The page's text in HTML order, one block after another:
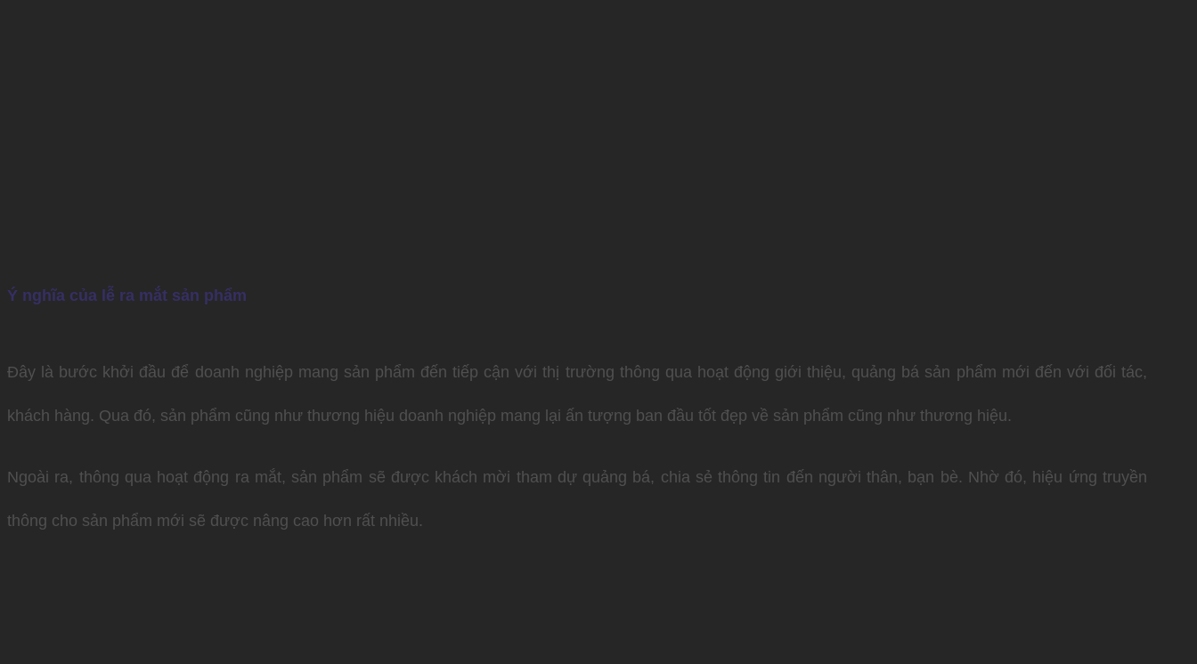
Ý nghĩa của lễ ra mắt sản phẩm
Đây là bước khởi đầu để doanh nghiệp mang sản phẩm đến tiếp cận với thị trường thông qua hoạt động giới thiệu, quảng bá sản phẩm mới đến với đối tác,
khách hàng. Qua đó, sản phẩm cũng như thương hiệu doanh nghiệp mang lại ấn tượng ban đầu tốt đẹp về sản phẩm cũng như thương hiệu.
Ngoài ra, thông qua hoạt động ra mắt, sản phẩm sẽ được khách mời tham dự quảng bá, chia sẻ thông tin đến người thân, bạn bè. Nhờ đó, hiệu ứng truyền
thông cho sản phẩm mới sẽ được nâng cao hơn rất nhiều.